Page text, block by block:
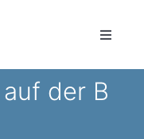
Toggle
der B